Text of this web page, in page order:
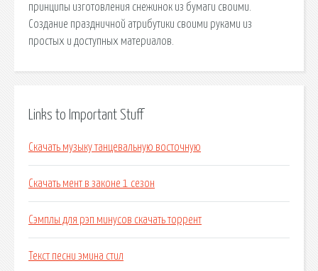
принципы изготовления снежинок из бумаги своими.
Создание праздничной атрибутики своими руками из
простых и доступных материалов.
Links to Important Stuff
Скачать музыку танцевальную восточную
Скачать мент в законе 1 сезон
Сэмплы для рэп минусов скачать торрент
Текст песни эмина стил